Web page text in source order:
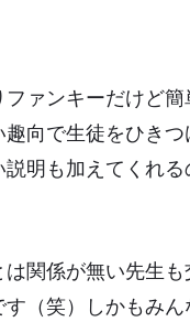
ァンキーだけど簡
向で生徒をひきつ
明も加えてくれる
関係が無い先生も
（笑）しかもみん